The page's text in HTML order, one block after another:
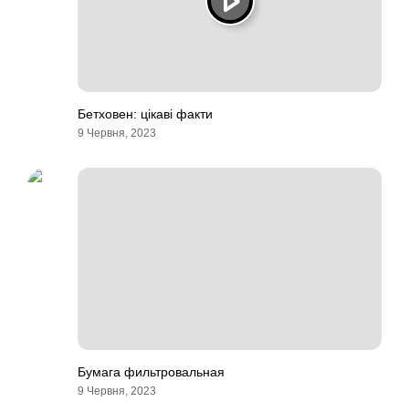
Бетховен: цікаві факти
9 Червня, 2023
Бумага фильтровальная
9 Червня, 2023